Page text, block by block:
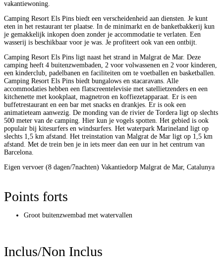
vakantiewoning.
Camping Resort Els Pins biedt een verscheidenheid aan diensten. Je kunt
eten in het restaurant ter plaatse. In de minimarkt en de banketbakkerij kun
je gemakkelijk inkopen doen zonder je accommodatie te verlaten. Een
wasserij is beschikbaar voor je was. Je profiteert ook van een ontbijt.
Camping Resort Els Pins ligt naast het strand in Malgrat de Mar. Deze
camping heeft 4 buitenzwembaden, 2 voor volwassenen en 2 voor kinderen,
een kinderclub, padelbanen en faciliteiten om te voetballen en basketballen.
Camping Resort Els Pins biedt bungalows en stacaravans. Alle
accommodaties hebben een flatscreentelevisie met satellietzenders en een
kitchenette met kookplaat, magnetron en koffiezetapparaat. Er is een
buffetrestaurant en een bar met snacks en drankjes. Er is ook een
animatieteam aanwezig. De monding van de rivier de Tordera ligt op slechts
500 meter van de camping. Hier kun je vogels spotten. Het gebied is ook
populair bij kitesurfers en windsurfers. Het waterpark Marineland ligt op
slechts 1,5 km afstand. Het treinstation van Malgrat de Mar ligt op 1,5 km
afstand. Met de trein ben je in iets meer dan een uur in het centrum van
Barcelona.
Eigen vervoer (8 dagen/7nachten) Vakantiedorp Malgrat de Mar, Catalunya
Points forts
Groot buitenzwembad met watervallen
Inclus/Non Inclus